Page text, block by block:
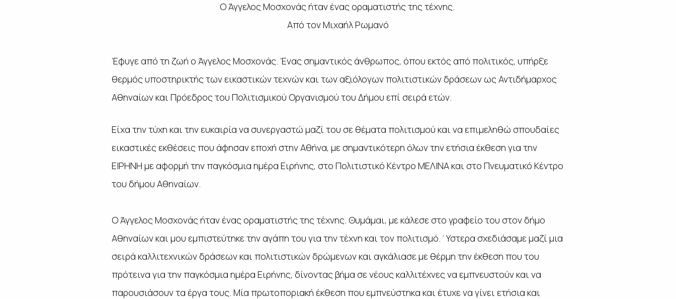
Ο Άγγελος Μοσχονάς ήταν ένας οραματιστής της τέχνης.
Από τον Μιχαήλ Ρωμανό
Έφυγε από τη ζωή ο Άγγελος Μοσχονάς. Ένας σημαντικός άνθρωπος, όπου εκτός από πολιτικός, υπήρξε
θερμός υποστηρικτής των εικαστικών τεχνών και των αξιόλογων πολιτιστικών δράσεων ως Αντιδήμαρχος
Αθηναίων και Πρόεδρος του Πολιτισμικού Οργανισμού του Δήμου επί σειρά ετών.
Είχα την τύχη και την ευκαιρία να συνεργαστώ μαζί του σε θέματα πολιτισμού και να επιμεληθώ σπουδαίες
εικαστικές εκθέσεις που άφησαν εποχή στην Αθήνα, με σημαντικότερη όλων την ετήσια έκθεση για την
ΕΙΡΗΝΗ με αφορμή την παγκόσμια ημέρα Ειρήνης, στο Πολιτιστικό Κέντρο ΜΕΛΙΝΑ και στο Πνευματικό Κέντρο
του δήμου Αθηναίων.
Ο Άγγελος Μοσχονάς ήταν ένας οραματιστής της τέχνης. Θυμάμαι, με κάλεσε στο γραφείο του στον δήμο
Αθηναίων και μου εμπιστεύτηκε την αγάπη του για την τέχνη και τον πολιτισμό.΄Υστερα σχεδιάσαμε μαζί μια
σειρά καλλιτεχνικών δράσεων και πολιτιστικών δρώμενων και αγκάλιασε με θέρμη την έκθεση που του
πρότεινα για την παγκόσμια ημέρα Ειρήνης, δίνοντας βήμα σε νέους καλλιτέχνες να εμπνευστούν και να
παρουσιάσουν τα έργα τους. Μία πρωτοποριακή έκθεση που εμπνεύστηκα και έτυχε να γίνει ετήσια και